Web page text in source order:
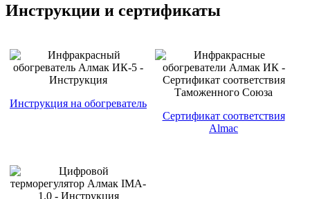
Инструкции и сертификаты
Инструкция на обогреватель
Сертификат соответствия
Almac